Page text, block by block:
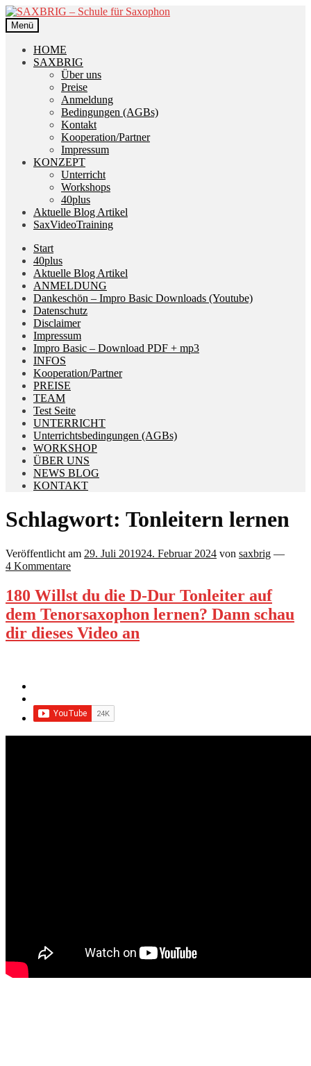
Zur
Navigation
springen
Zum
Inhalt
springen
Menü
HOME
SAXBRIG
Über uns
Preise
Anmeldung
Bedingungen (AGBs)
Kontakt
Kooperation/Partner
Impressum
KONZEPT
Unterricht
Workshops
40plus
Aktuelle Blog Artikel
SaxVideoTraining
Start
40plus
Aktuelle Blog Artikel
ANMELDUNG
Dankeschön – Impro Basic Downloads (Youtube)
Datenschutz
Disclaimer
Impressum
Impro Basic – Download PDF + mp3
INFOS
Kooperation/Partner
PREISE
TEAM
Test Seite
UNTERRICHT
Unterrichtsbedingungen (AGBs)
WORKSHOP
ÜBER UNS
NEWS BLOG
KONTAKT
Schlagwort: Tonleitern lernen
Veröffentlicht am 29. Juli 201924. Februar 2024 von saxbrig —
4 Kommentare
180 Willst du die D-Dur Tonleiter auf
dem Tenorsaxophon lernen? Dann schau
dir dieses Video an